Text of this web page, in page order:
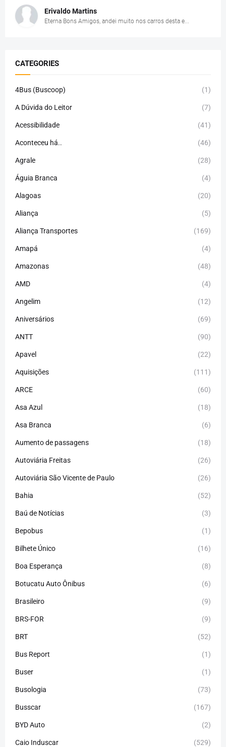
Erivaldo Martins
Eterna Bons Amigos, andei muito nos carros desta e...
CATEGORIES
4Bus (Buscoop) (1)
A Dúvida do Leitor (7)
Acessibilidade (41)
Aconteceu há.. (46)
Agrale (28)
Águia Branca (4)
Alagoas (20)
Aliança (5)
Aliança Transportes (169)
Amapá (4)
Amazonas (48)
AMD (4)
Angelim (12)
Aniversários (69)
ANTT (90)
Apavel (22)
Aquisições (111)
ARCE (60)
Asa Azul (18)
Asa Branca (6)
Aumento de passagens (18)
Autoviária Freitas (26)
Autoviária São Vicente de Paulo (26)
Bahia (52)
Baú de Notícias (3)
Bepobus (1)
Bilhete Único (16)
Boa Esperança (8)
Botucatu Auto Ônibus (6)
Brasileiro (9)
BRS-FOR (9)
BRT (52)
Bus Report (1)
Buser (1)
Busologia (73)
Busscar (167)
BYD Auto (2)
Caio Induscar (529)